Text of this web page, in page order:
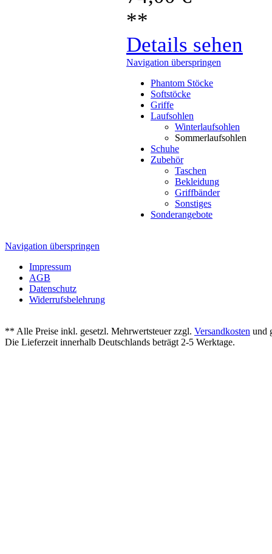
**
Details sehen
Navigation überspringen
Phantom Stöcke
Softstöcke
Griffe
Laufsohlen
Winterlaufsohlen
Sommerlaufsohlen
Schuhe
Zubehör
Taschen
Bekleidung
Griffbänder
Sonstiges
Sonderangebote
Navigation überspringen
Impressum
AGB
Datenschutz
Widerrufsbelehrung
** Alle Preise inkl. gesetzl. Mehrwertsteuer zzgl. Versandkosten und
Die Lieferzeit innerhalb Deutschlands beträgt 2-5 Werktage.